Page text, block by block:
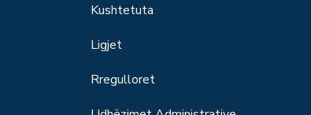
Kushtetuta
Ligjet
Rregulloret